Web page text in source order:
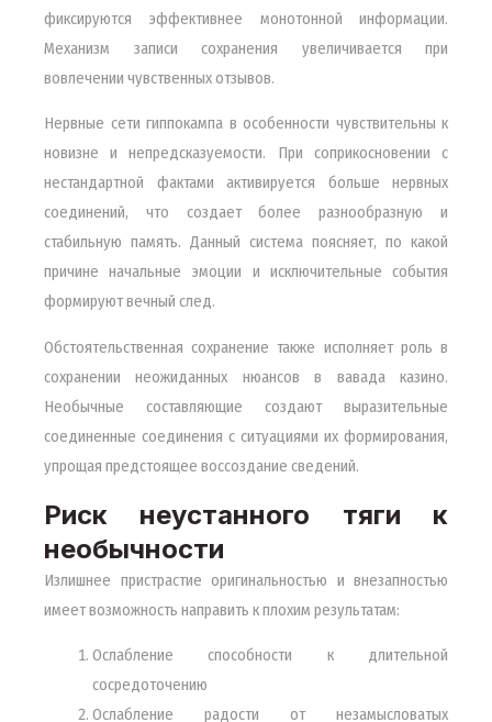
фиксируются эффективнее монотонной информации.
Механизм записи сохранения увеличивается при
вовлечении чувственных отзывов.
Нервные сети гиппокампа в особенности чувствительны к
новизне и непредсказуемости. При соприкосновении с
нестандартной фактами активируется больше нервных
соединений, что создает более разнообразную и
стабильную память. Данный система поясняет, по какой
причине начальные эмоции и исключительные события
формируют вечный след.
Обстоятельственная сохранение также исполняет роль в
сохранении неожиданных нюансов в вавада казино.
Необычные составляющие создают выразительные
соединенные соединения с ситуациями их формирования,
упрощая предстоящее воссоздание сведений.
Риск неустанного тяги к
необычности
Излишнее пристрастие оригинальностью и внезапностью
имеет возможность направить к плохим результатам:
Ослабление способности к длительной
сосредоточению
Ослабление радости от незамысловатых